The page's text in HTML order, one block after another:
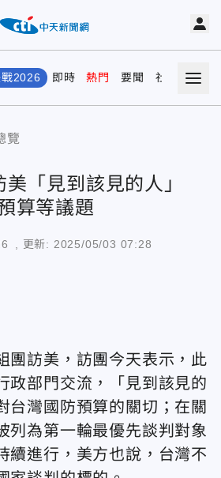
戰2026 即時 熱門 要聞 社會 娛樂
覽
美「見到該見的人」
算等議題
, 更新: 2025/05/03 07:28
團訪美，訪團今天表示，此
政部門交流，「見到該見的
台灣國防預算的關切；在關
列為第一輪最優先談判對象
續進行，美方也說，台灣不